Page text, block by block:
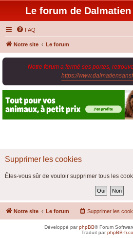
Le forum de
FAQ
Notre site Le forum
Notre forum a fermé ses portes,
https://
Supprimer les cookies
Êtes-vous sûr de vouloir supprimer tous les
Notre site Le forum Supprimer les
Développé parphpBB® Forum
Traduit parphpBB-